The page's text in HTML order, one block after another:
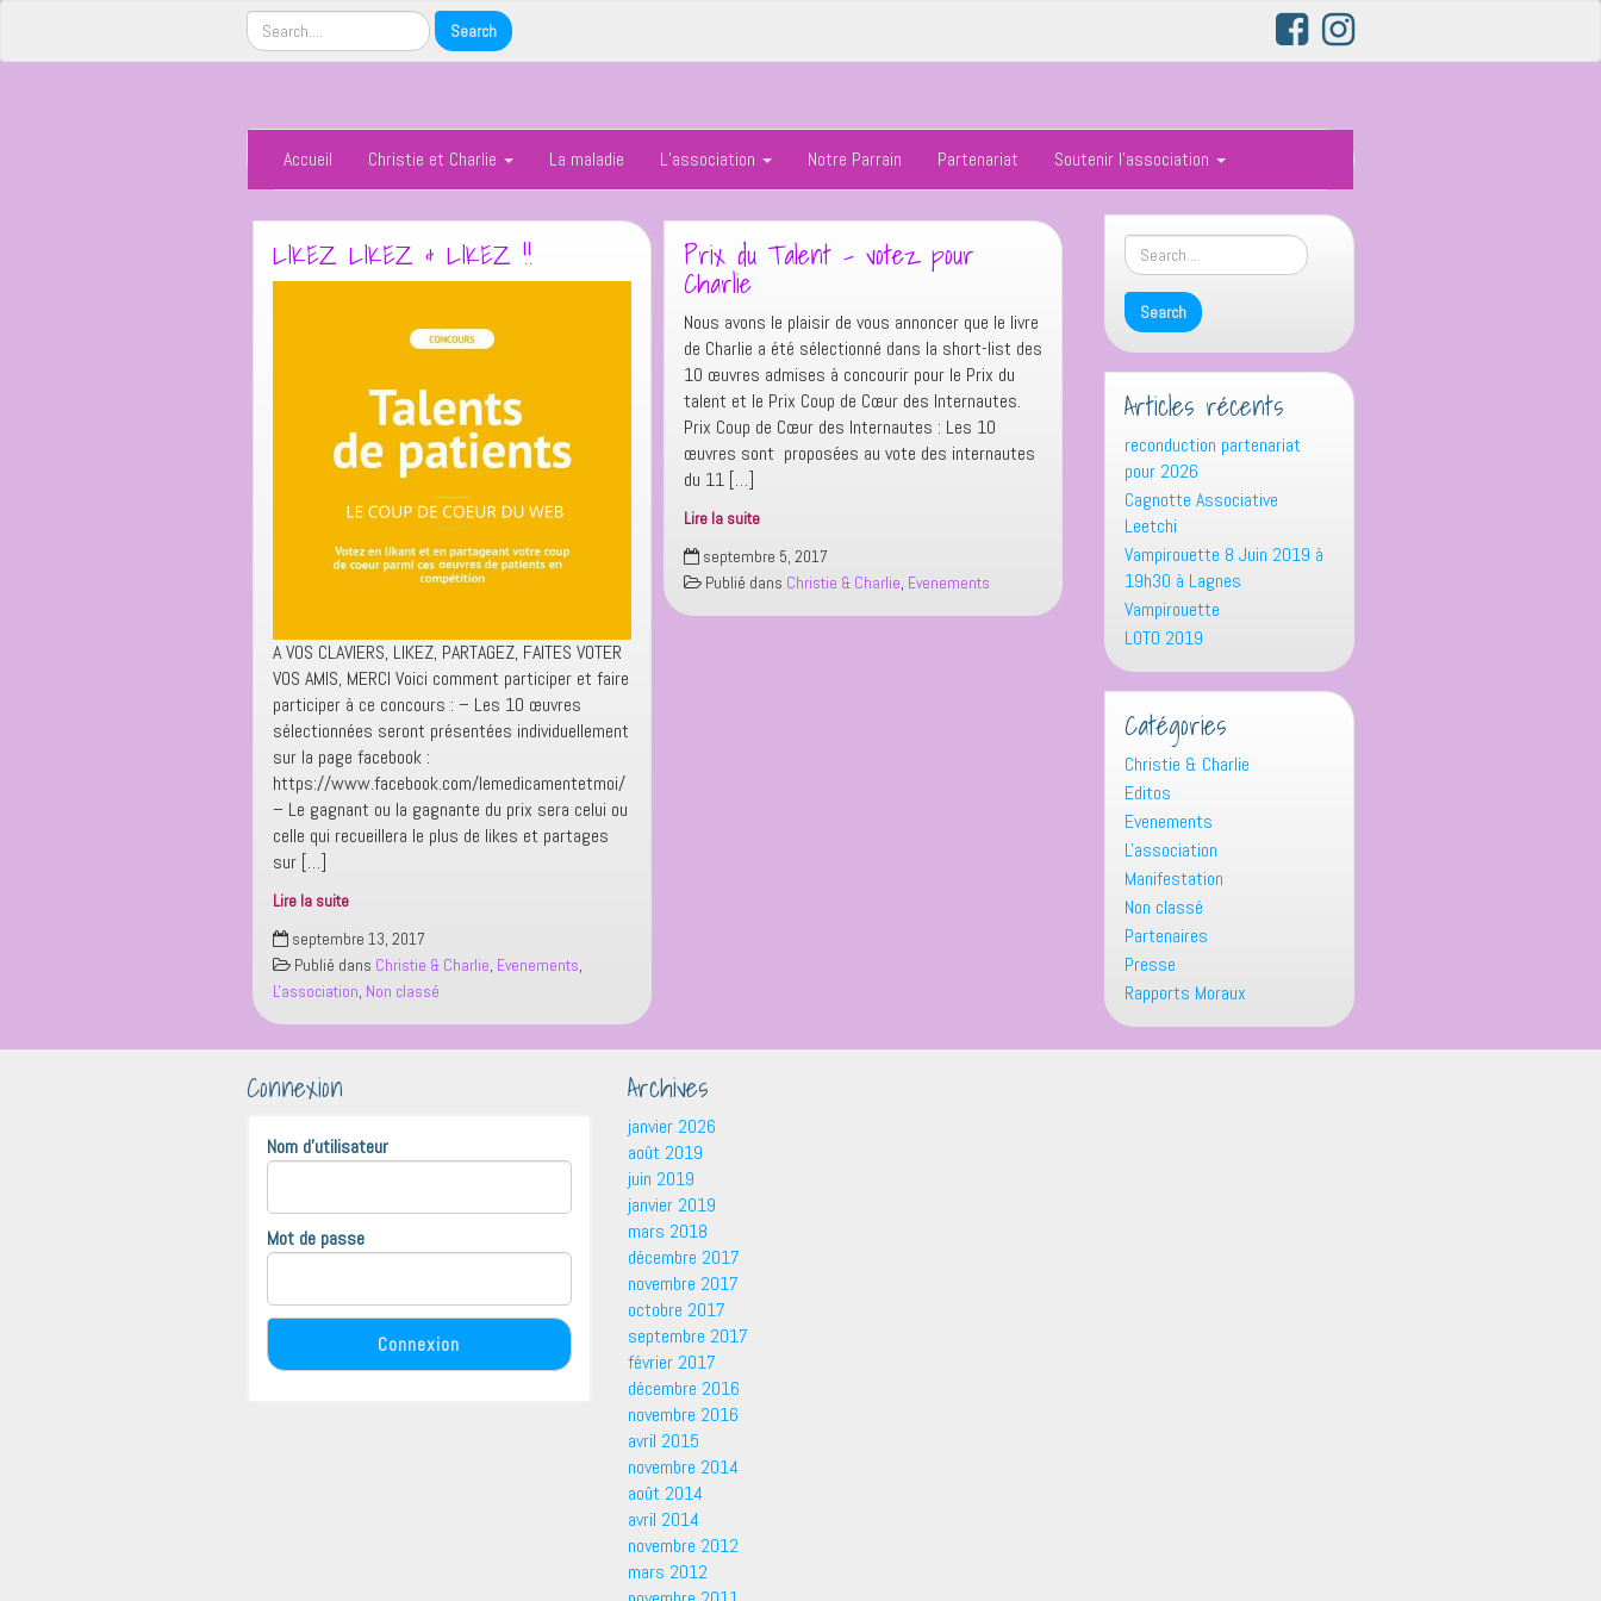
Accueil Christie et Charlie La maladie L’association Notre Parrain Partenariat Soutenir l’association
LIKEZ LIKEZ & LIKEZ !!
A VOS CLAVIERS, LIKEZ, PARTAGEZ, FAITES VOTER
VOS AMIS, MERCI Voici comment participer et faire
participer à ce concours : – Les 10 œuvres
sélectionnées seront présentées individuellement
sur la page facebook :
https://www.facebook.com/lemedicamentetmoi/
– Le gagnant ou la gagnante du prix sera celui ou
celle qui recueillera le plus de likes et partages
sur […]
Lire la suite
LIKEZ
LIKEZ
&
LIKEZ
!!
septembre 13, 2017
Publié dans Christie & Charlie, Evenements,
L'association, Non classé
Prix du Talent – votez pour
Charlie
Nous avons le plaisir de vous annoncer que le livre
de Charlie a été sélectionné dans la short-list des
10 œuvres admises à concourir pour le Prix du
talent et le Prix Coup de Cœur des Internautes.
Prix Coup de Cœur des Internautes : Les 10
œuvres sont proposées au vote des internautes
du 11 […]
Lire la suite
Prix
du
Talent
–
septembre 5, 2017
Publié dans Christie & Charlie, Evenements
Articles récents
reconduction partenariat
pour 2026
Cagnotte Associative
Leetchi
Vampirouette 8 Juin 2019 à
19h30 à Lagnes
Vampirouette
LOTO 2019
Catégories
Christie & Charlie
Editos
Evenements
L'association
Manifestation
Non classé
Partenaires
Presse
Rapports Moraux
Connexion
Nom d'utilisateur
Mot de passe
Archives
janvier 2026
août 2019
juin 2019
janvier 2019
mars 2018
décembre 2017
novembre 2017
octobre 2017
septembre 2017
février 2017
décembre 2016
novembre 2016
avril 2015
novembre 2014
août 2014
avril 2014
novembre 2012
mars 2012